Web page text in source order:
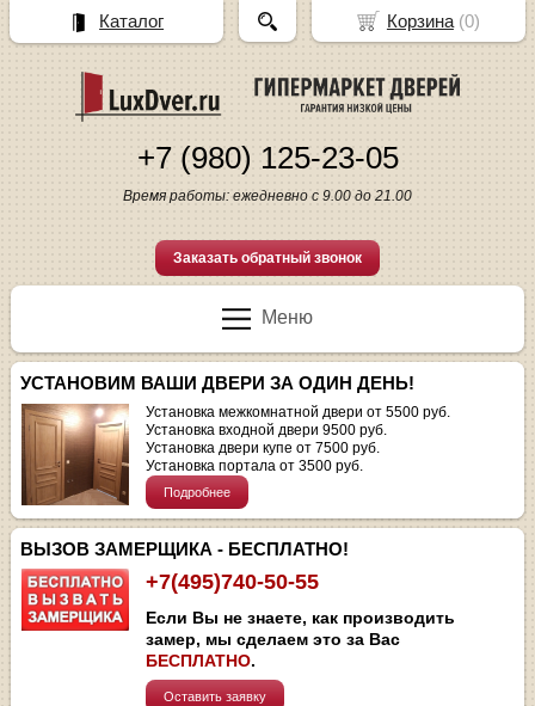
+7 (980) 125-23-05
Время работы: ежедневно с 9.00 до 21.00
Заказать обратный звонок
Меню
УСТАНОВИМ ВАШИ ДВЕРИ ЗА ОДИН ДЕНЬ!
Установка межкомнатной двери от 5500 руб.
Установка входной двери 9500 руб.
Установка двери купе от 7500 руб.
Установка портала от 3500 руб.
Подробнее
ВЫЗОВ ЗАМЕРЩИКА - БЕСПЛАТНО!
+7(495)740-50-55
Если Вы не знаете, как производить
замер, мы сделаем это за Вас
БЕСПЛАТНО.
Оставить заявку
Корзина(0)
Каталог